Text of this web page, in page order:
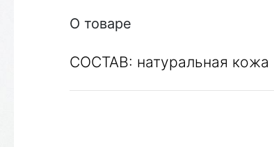
О товаре
СОСТАВ: натуральная кожа